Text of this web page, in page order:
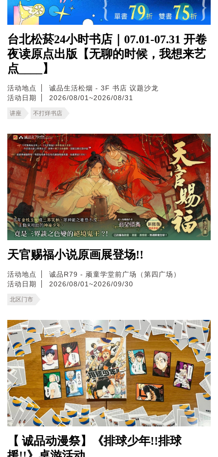
台北松菸24小时书店｜07.01-07.31 开卷
夜读原点出版【无聊的时候，我想来艺
点____】
活动地点
诚品生活松烟 - 3F 书店 议题沙龙
活动日期
2026/08/01~2026/08/31
讲座 不打烊书店
天官赐福小说原画展登场!!
活动地点
诚品R79 - 顽童学堂前广场（第四广场）
活动日期
2026/08/01~2026/09/30
北区门市
【 诚品动漫祭】《排球少年!!排球